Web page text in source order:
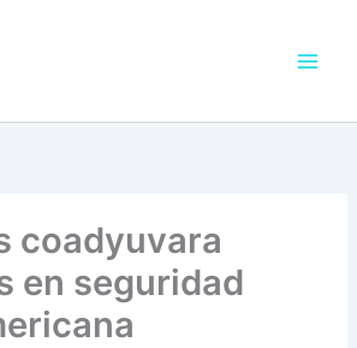
coadyuvara
en seguridad